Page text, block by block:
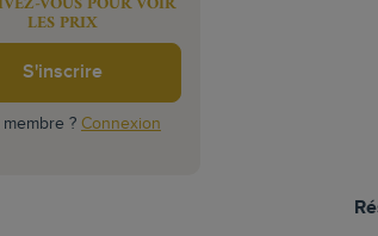
LES PRIX
S'inscrire
membre ? Connexion